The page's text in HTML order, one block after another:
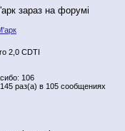
2,0 CDTI
106
раз(а) в 105 сообщениях